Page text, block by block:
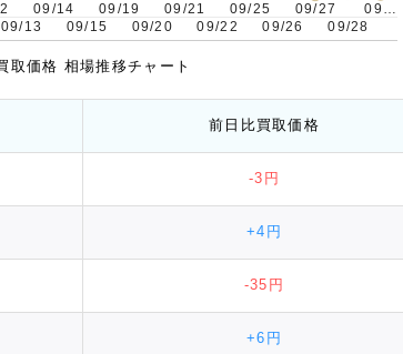
09/13
09/13
09/14
09/14
09/15
09/15
09/19
09/19
09/20
09/20
09/21
09/21
09/22
09/22
09/25
09/25
09/26
09/26
09/27
09/27
09/28
09/28
09…
09…
取価格 相場推移チャート
前日比買取価格
-3円
+4円
-35円
+6円